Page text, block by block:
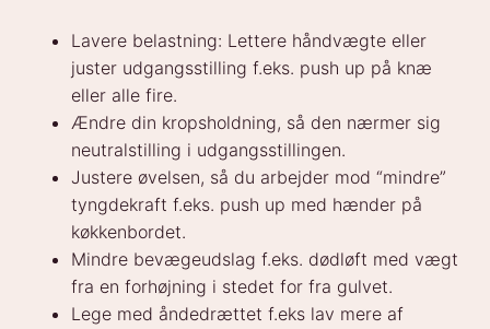
Lavere belastning: Lettere håndvægte eller
juster udgangsstilling f.eks. push up på knæ
eller alle fire.
Ændre din kropsholdning, så den nærmer sig
neutralstilling i udgangsstillingen.
Justere øvelsen, så du arbejder mod “mindre”
tyngdekraft f.eks. push up med hænder på
køkkenbordet.
Mindre bevægeudslag f.eks. dødløft med vægt
fra en forhøjning i stedet for fra gulvet.
Lege med åndedrættet f.eks lav mere af